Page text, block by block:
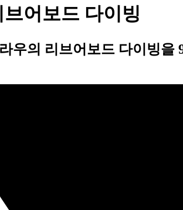
어보드 다이빙
우의 리브어보드 다이빙을